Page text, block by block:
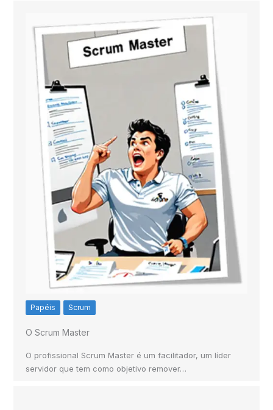
Papéis Scrum
O Scrum Master
O profissional Scrum Master é um facilitador, um líder
servidor que tem como objetivo remover…